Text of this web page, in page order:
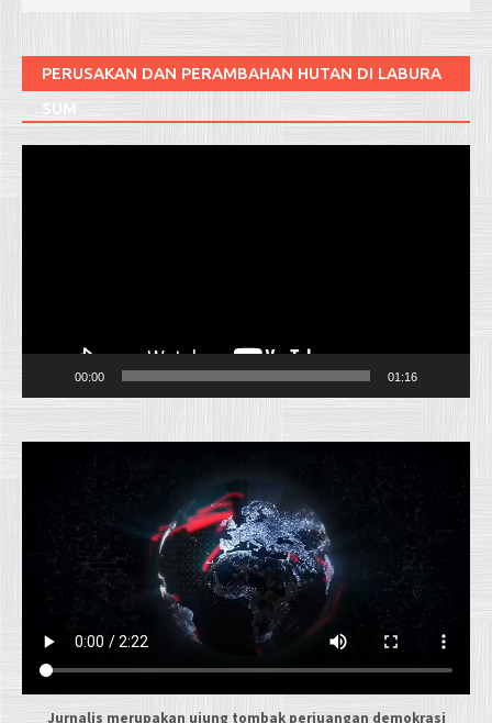
PERUSAKAN DAN PERAMBAHAN HUTAN DI LABURA
SUM
00:00 01:16
Jurnalis merupakan ujung tombak perjuangan demokrasi